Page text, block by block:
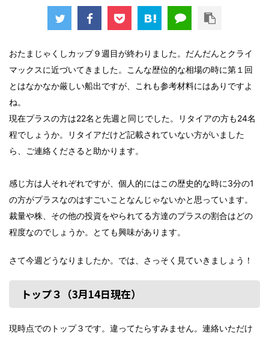
おたまじゃくしカップ９週目が終わりました。だんだんとクライ
マックスに近づいてきました。こんな歴位的な相場の時に第１回
とはなかなか厳しい船出ですが、これも参考材料にはありですよ
ね。
現在プラスの方は22名と先週と同じでした。リタイアの方も24名
程でしょうか。リタイアだけど記載されていない方がいました
ら、ご連絡くださると助かります。
感じ方は人それぞれですが、個人的にはこの歴史的な時に3分の1
の方がプラスなのはすごいことなんじゃないかと思っています。
裁量や株、その他の投資をやられてる方達のプラスの割合はどの
程度なのでしょうか。とても興味があります。
さて今週どうなりましたか。では、さっそく見ていきましょう！
トップ３（3月14日現在）
現時点でのトップ３です。違ってたらすみません。連絡いただけ